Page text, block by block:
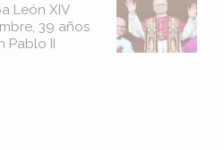
León XIV
39 años
Pablo II